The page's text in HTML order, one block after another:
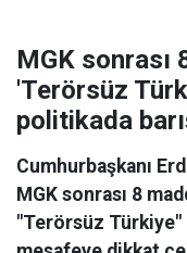
MGK sonrası
'Terörsüz
politikada
Cumhurbaşkanı
MGK sonrası 8
"Terörsüz